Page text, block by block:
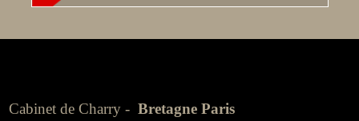
Cabinet de Charry - Bretagne Paris